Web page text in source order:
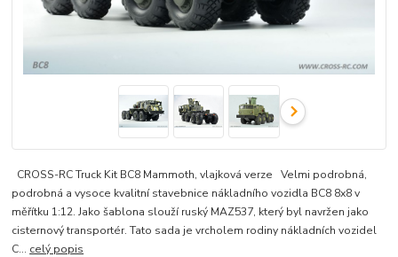
CROSS-RC Truck Kit BC8 Mammoth, vlajková verze Velmi podrobná,
podrobná a vysoce kvalitní stavebnice nákladního vozidla BC8 8x8 v
měřítku 1:12. Jako šablona slouží ruský MAZ537, který byl navržen jako
cisternový transportér. Tato sada je vrcholem rodiny nákladních vozidel
C... celý popis